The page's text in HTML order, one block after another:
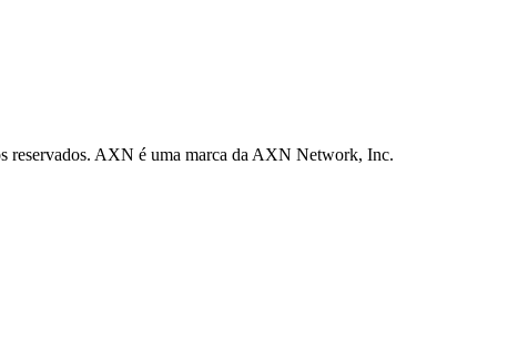
AXN é uma marca da AXN Network, Inc.